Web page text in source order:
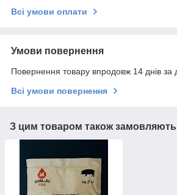
Всі умови оплати
Умови повернення
Повернення товару впродовж 14 днів за
Всі умови повернення
З цим товаром також замовляють